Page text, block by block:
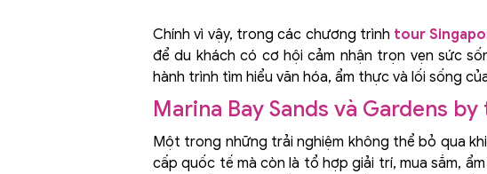
Chính vì vậy, trong các chương trình tour
để du khách có cơ hội cảm nhận trọn vẹn sức
hành trình tìm hiểu văn hóa, ẩm thực và lối sống
Marina Bay Sands và Gardens
Một trong những trải nghiệm không thể bỏ qua
cấp quốc tế mà còn là tổ hợp giải trí, mua sắm,